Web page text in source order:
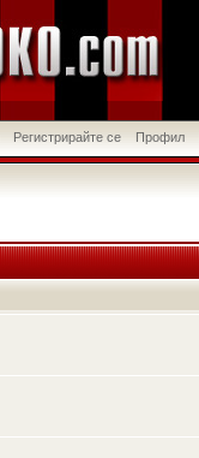
Регистрирайте се Профил